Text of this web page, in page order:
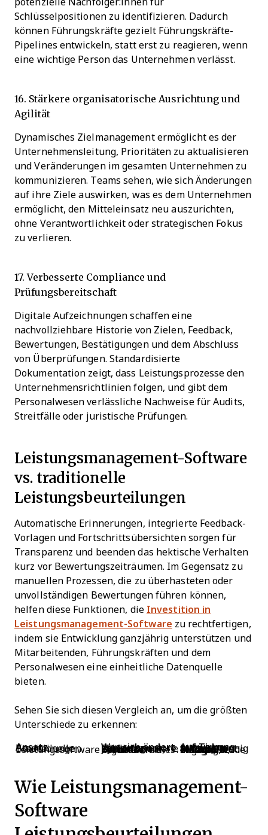
potenzielle Nachfolger:innen für
Schlüsselpositionen zu identifizieren. Dadurch
können Führungskräfte gezielt Führungskräfte-
Pipelines entwickeln, statt erst zu reagieren, wenn
eine wichtige Person das Unternehmen verlässt.
16. Stärkere organisatorische Ausrichtung und
Agilität
Dynamisches Zielmanagement ermöglicht es der
Unternehmensleitung, Prioritäten zu aktualisieren
und Veränderungen im gesamten Unternehmen zu
kommunizieren. Teams sehen, wie sich Änderungen
auf ihre Ziele auswirken, was es dem Unternehmen
ermöglicht, den Mitteleinsatz neu auszurichten,
ohne Verantwortlichkeit oder strategischen Fokus
zu verlieren.
17. Verbesserte Compliance und
Prüfungsbereitschaft
Digitale Aufzeichnungen schaffen eine
nachvollziehbare Historie von Zielen, Feedback,
Bewertungen, Bestätigungen und dem Abschluss
von Überprüfungen. Standardisierte
Dokumentation zeigt, dass Leistungsprozesse den
Unternehmensrichtlinien folgen, und gibt dem
Personalwesen verlässliche Nachweise für Audits,
Streitfälle oder juristische Prüfungen.
Leistungsmanagement-Software
vs. traditionelle
Leistungsbeurteilungen
Automatische Erinnerungen, integrierte Feedback-
Vorlagen und Fortschrittsübersichten sorgen für
Transparenz und beenden das hektische Verhalten
kurz vor Bewertungszeiträumen. Im Gegensatz zu
manuellen Prozessen, die zu überhasteten oder
unvollständigen Bewertungen führen können,
helfen diese Funktionen, die Investition in
Leistungsmanagement-Software zu rechtfertigen,
indem sie Entwicklung ganzjährig unterstützen und
Mitarbeitenden, Führungskräften und dem
Personalwesen eine einheitliche Datenquelle
bieten.
Sehen Sie sich diesen Vergleich an, um die größten
Unterschiede zu erkennen:
Ansatz Was sich ändert Auswirkung auf Teams
Traditionelle Beurteilungen Papierformulare, jährlicher Zyklus, spontane Notizen Inkonsistent, stressig, wenig hilfreich
LeistungssoftwareDigitale Ziele, kontinuierliches Feedback, Berichte Stetiges Wachstum, einfachere Führung, engagierte Mitarbeitende
Wie Leistungsmanagement-
Software